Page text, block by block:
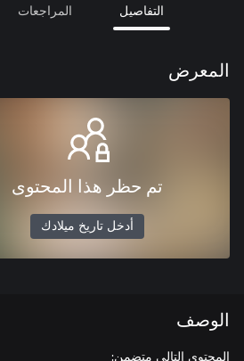
التفاصيل المراجعات
المعرض
تم حظر هذا المحتوى
أدخل تاريخ ميلادك
الوصف